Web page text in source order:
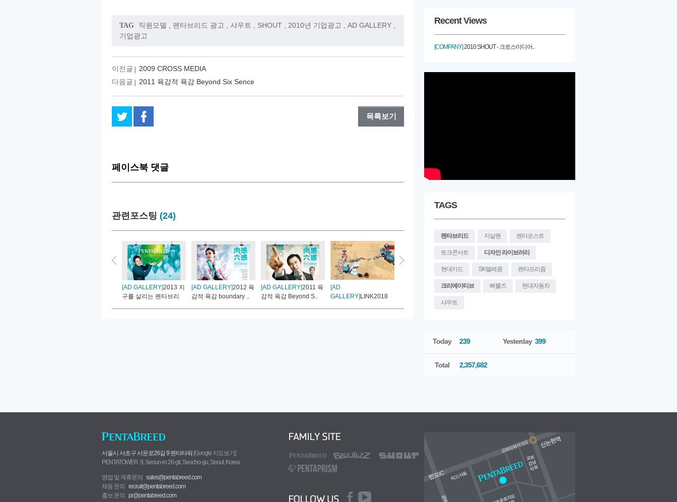
TAG 직원모델 펜타브리드 광고 샤우트 SHOUT 2010년 기업광고 AD GALLERY
기업광고
이전글
2009 CROSS MEDIA
다음글
2011 육감적 육감 Beyond Six Sence
목록보기
페이스북 댓글
관련포스팅 (24)
[AD GALLERY]2013 지
구를 살리는 펜타브리
[AD GALLERY]2012 육
감적 육감 boundary ..
[AD GALLERY]2011 육
감적 육감 Beyond S..
[AD
GALLERY] LINK2018
2월 광
[AD GALLERY]
2014년
[AD GALLERY]
Recent Views
[COMPANY]2010 SHOUT - 크로스미디어..
TAGS
펜타브리드 지살펜 펜타포스트
토크콘서트 디자인 라이브러리
현대카드 SK텔레콤 펜타프리즘
크리에이티브 삐뿔즈 현대자동차
샤우트
Today 239 Yesterday 399
Total 2,357,682
서울시 서초구 서운로26길 9 펜타타워 [Google 지도보기]
PENTATOWER. 9, Seoun-ro 26-gil, Seocho-gu, Seoul, Korea
영업 및 제휴문의
sales@pentabreed.com
채용 문의
recruit@pentabreed.com
홍보 문의
pr@pentabreed.com